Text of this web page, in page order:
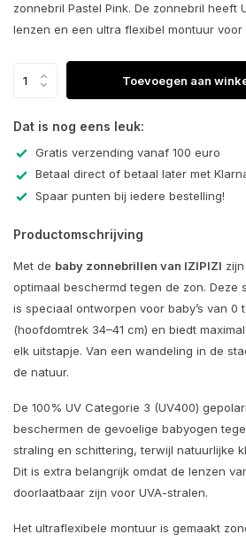
zonnebril Pastel Pink. De zonnebril heeft
lenzen en een ultra flexibel montuur voor
Toevoegen aan
Dat is nog eens leuk:
Gratis verzending vanaf 100 euro
Betaal direct of betaal later met
Spaar punten bij iedere bestelling!
Productomschrijving
Met de baby zonnebrillen van IZIPIZI
optimaal beschermd tegen de zon. Deze
is speciaal ontworpen voor baby’s van 0
(hoofdomtrek 34–41 cm) en biedt
elk uitstapje. Van een wandeling in de
de natuur.
De 100% UV Categorie 3 (UV400)
beschermen de gevoelige babyogen
straling en schittering, terwijl natuurlijke
Dit is extra belangrijk omdat de lenzen
doorlaatbaar zijn voor UVA-stralen.
Het ultraflexibele montuur is gemaakt